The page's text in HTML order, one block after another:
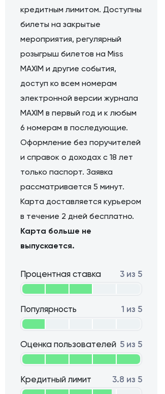
кредитным лимитом. Доступны
билеты на закрытые
мероприятия, регулярный
розыгрыш билетов на Miss
MAXIM и другие события,
доступ ко всем номерам
электронной версии журнала
MAXIM в первый год и к любым
6 номерам в последующие.
Оформление без поручителей
и справок о доходах с 18 лет
только паспорт. Заявка
рассматривается 5 минут.
Карта доставляется курьером
в течение 2 дней бесплатно.
Карта больше не
выпускается.
Кредитный лимит 3.8 из 5
Процентная ставка 3 из 5
Популярность 1 из 5
Оценка пользователей 5 из 5